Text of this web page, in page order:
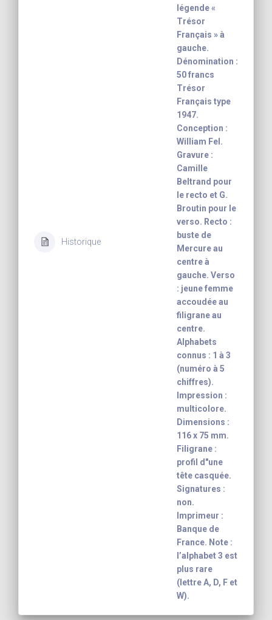
Historique
légende «
Trésor
Français » à
gauche.
Dénomination :
50 francs
Trésor
Français type
1947.
Conception :
William Fel.
Gravure :
Camille
Beltrand pour
le recto et G.
Broutin pour le
verso. Recto :
buste de
Mercure au
centre à
gauche. Verso
: jeune femme
accoudée au
filigrane au
centre.
Alphabets
connus : 1 à 3
(numéro à 5
chiffres).
Impression :
multicolore.
Dimensions :
116 x 75 mm.
Filigrane :
profil d"une
tête casquée.
Signatures :
non.
Imprimeur :
Banque de
France. Note :
l’alphabet 3 est
plus rare
(lettre A, D, F et
W).